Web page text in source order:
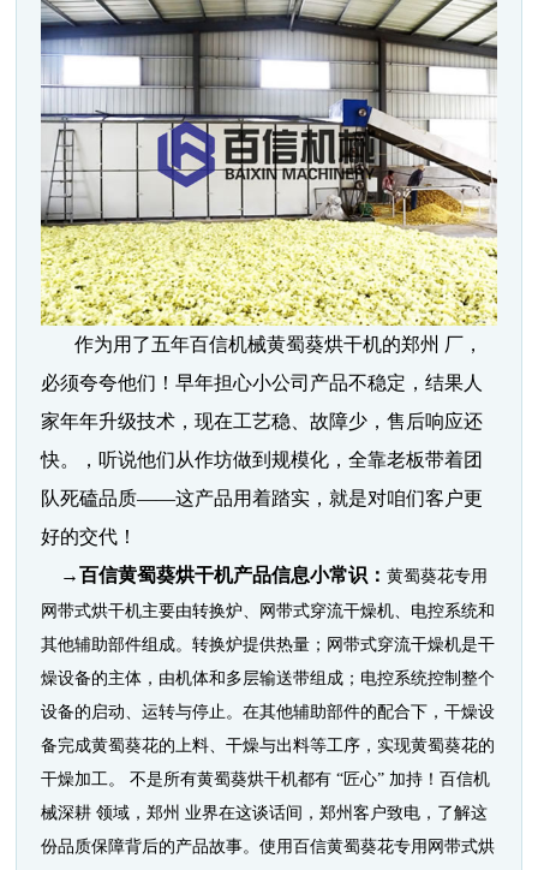
作为用了五年百信机械黄蜀葵烘干机的郑州 厂，
必须夸夸他们！早年担心小公司产品不稳定，结果人
家年年升级技术，现在工艺稳、故障少，售后响应还
快。，听说他们从作坊做到规模化，全靠老板带着团
队死磕品质——这产品用着踏实，就是对咱们客户更
好的交代！
→百信黄蜀葵烘干机产品信息小常识： 黄蜀葵花专用
网带式烘干机主要由转换炉、网带式穿流干燥机、电控系统和
其他辅助部件组成。转换炉提供热量；网带式穿流干燥机是干
燥设备的主体，由机体和多层输送带组成；电控系统控制整个
设备的启动、运转与停止。在其他辅助部件的配合下，干燥设
备完成黄蜀葵花的上料、干燥与出料等工序，实现黄蜀葵花的
干燥加工。 不是所有黄蜀葵烘干机都有 “匠心” 加持！百信机
械深耕 领域，郑州 业界在这谈话间，郑州客户致电，了解这
份品质保障背后的产品故事。使用百信黄蜀葵花专用网带式烘